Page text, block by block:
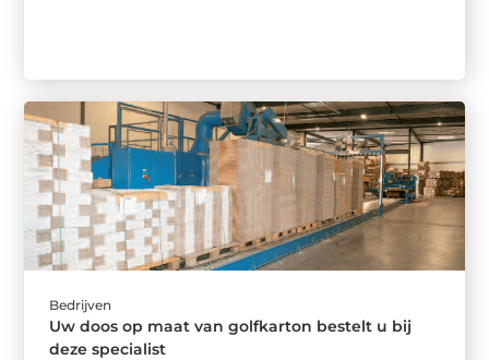
Bedrijven
Uw doos op maat van golfkarton bestelt u bij
deze specialist